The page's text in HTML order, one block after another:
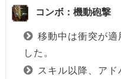
コンボ：機動砲撃
移動中は衝突が
した。
スキル以降、ア